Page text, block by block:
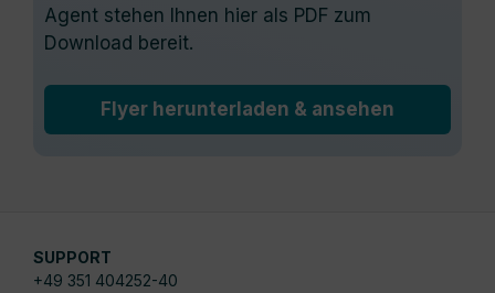
Agent stehen Ihnen hier als PDF zum
Download bereit.
Flyer herunterladen & ansehen
SUPPORT
+49 351 404252-40